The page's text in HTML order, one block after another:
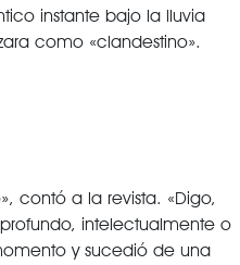
instante bajo la lluvia
como «clandestino».
contó a la revista. «Digo,
intelectualmente o
y sucedió de una